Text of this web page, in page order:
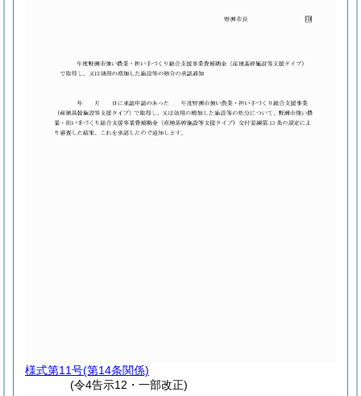
様式第11号(第14条関係)
(令4告示12・一部改正)